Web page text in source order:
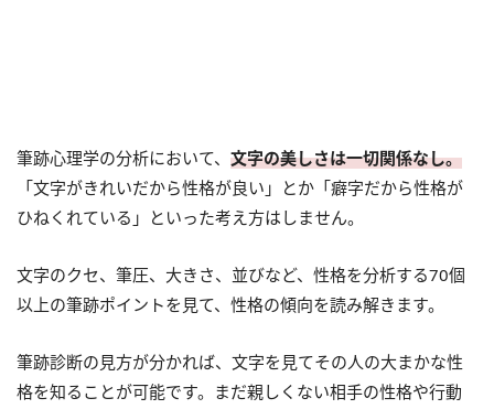
筆跡心理学の分析において、 文字の美しさは一切関係なし。
「文字がきれいだから性格が良い」とか「癖字だから性格が
ひねくれている」といった考え方はしません。
文字のクセ、筆圧、大きさ、並びなど、性格を分析する70個
以上の筆跡ポイントを見て、性格の傾向を読み解きます。
筆跡診断の見方が分かれば、文字を見てその人の大まかな性
格を知ることが可能です。まだ親しくない相手の性格や行動